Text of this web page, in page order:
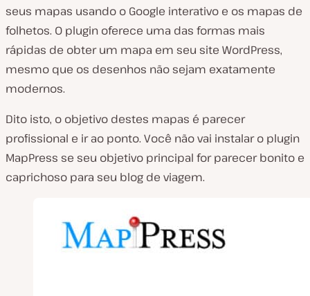
seus mapas usando o Google interativo e os mapas de
folhetos. O plugin oferece uma das formas mais
rápidas de obter um mapa em seu site WordPress,
mesmo que os desenhos não sejam exatamente
modernos.
Dito isto, o objetivo destes mapas é parecer
profissional e ir ao ponto. Você não vai instalar o plugin
MapPress se seu objetivo principal for parecer bonito e
caprichoso para seu blog de viagem.